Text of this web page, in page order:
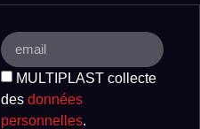
MULTIPLAST collecte
des données
personnelles.